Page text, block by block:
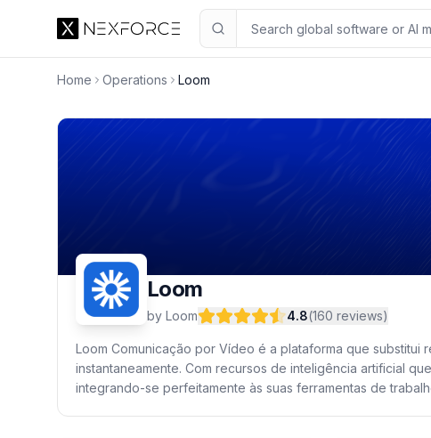
Home Operations Loom
Loom
by Loom 4.8(160 reviews)
Loom Comunicação por Vídeo é a plataforma que substitui
instantaneamente. Com recursos de inteligência artificial
integrando-se perfeitamente às suas ferramentas de
4.8
Overview